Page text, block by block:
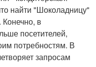
найти "Шоколадницу"
в
посетителей,
потребностям. В
запросам